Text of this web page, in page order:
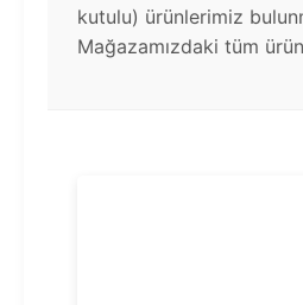
kutulu) ürünlerimiz
Mağazamızdaki tüm